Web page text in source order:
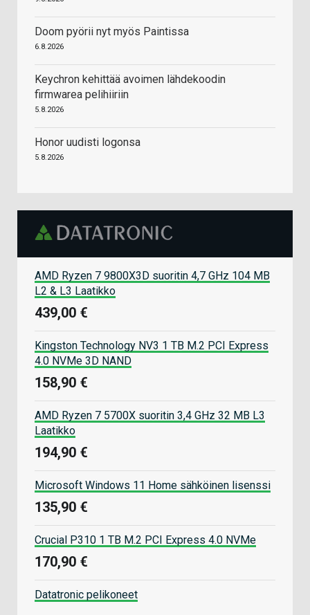
Doom pyörii nyt myös Paintissa
6.8.2026
Keychron kehittää avoimen lähdekoodin
firmwarea pelihiiriin
5.8.2026
Honor uudisti logonsa
5.8.2026
AMD Ryzen 7 9800X3D suoritin 4,7 GHz 104 MB
L2 & L3 Laatikko
439,00 €
Kingston Technology NV3 1 TB M.2 PCI Express
4.0 NVMe 3D NAND
158,90 €
AMD Ryzen 7 5700X suoritin 3,4 GHz 32 MB L3
Laatikko
194,90 €
Microsoft Windows 11 Home sähköinen lisenssi
135,90 €
Crucial P310 1 TB M.2 PCI Express 4.0 NVMe
170,90 €
Datatronic pelikoneet